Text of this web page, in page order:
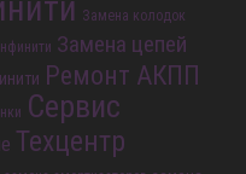
Замена колодок
Замена цепей
Ремонт АКПП
Сервис
Техцентр